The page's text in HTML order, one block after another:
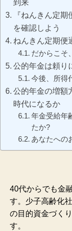
到来
『ねんきん定
を確認しよう
ねんきん定期便
だからこそ
公的年金は頼り
今後、所得
公的年金の増額
時代になるか
年金受給年
たか?
あなたへの
40代からでも金
す。少子高齢化
の目的資金づく
す。